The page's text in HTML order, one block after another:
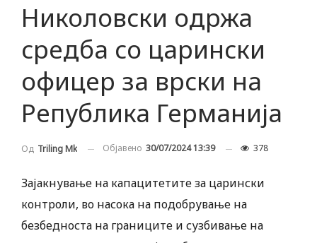
Николовски одржа
средба со царински
офицер за врски на
Република Германија
Од Triling Mk Објавено 30/07/2024 13:39 378
Зајакнување на капацитетите за царински
контроли, во насока на подобрување на
безбедноста на границите и сузбивање на